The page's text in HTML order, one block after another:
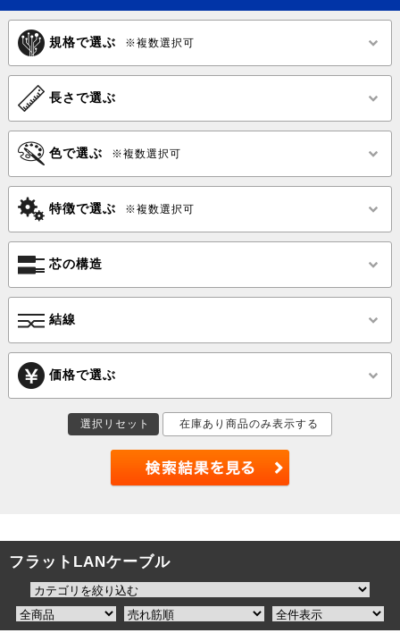
規格で選ぶ ※複数選択可
長さで選ぶ
色で選ぶ ※複数選択可
特徴で選ぶ ※複数選択可
芯の構造
結線
価格で選ぶ
選択リセット 在庫あり商品のみ表示する
フラットLANケーブル